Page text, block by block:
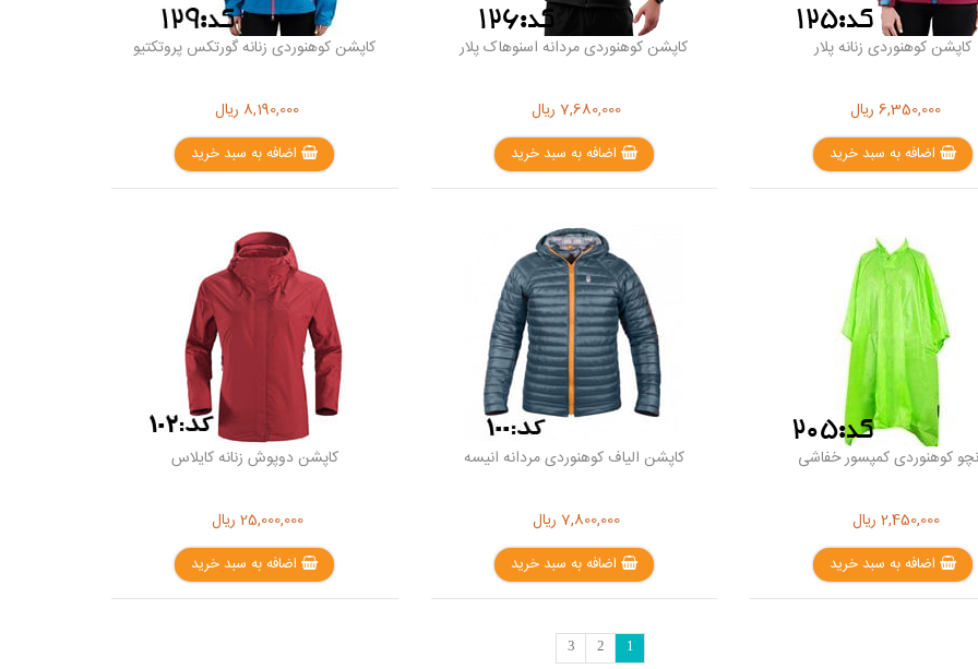
کاپشن کوهنوردی زنانه پلار
6,350,000ریال
اضافه به سبد خرید
کاپشن کوهنوردی مردانه اسنوهاک پلار
7,680,000ریال
اضافه به سبد خرید
کاپشن کوهنوردی زنانه گورتکس پروتکتیو
8,190,000 ریال
اضافه به سبد خرید
کوهنوردی کمپسور خفاشی
2,450,000 ریال
اضافه به سبد خرید
کاپشن الیاف کوهنوردی مردانه انیسه
7,800,000ریال
اضافه به سبد خرید
کاپشن دوپوش زنانه کایلاس
25,000,000 ریال
اضافه به سبد خرید
1
2
3